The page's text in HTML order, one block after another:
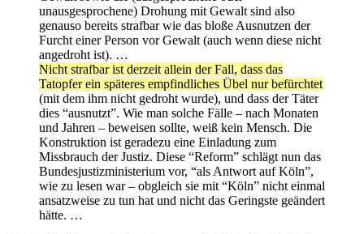
unausgesprochene) Drohung mit Gewalt sind also
genauso bereits strafbar wie das bloße Ausnutzen der
Furcht einer Person vor Gewalt (auch wenn diese nicht
angedroht ist). …
Nicht strafbar ist derzeit allein der Fall, dass das
Tatopfer ein späteres empfindliches Übel nur befürchtet
(mit dem ihm nicht gedroht wurde), und dass der Täter
dies “ausnutzt”. Wie man solche Fälle – nach Monaten
und Jahren – beweisen sollte, weiß kein Mensch. Die
Konstruktion ist geradezu eine Einladung zum
Missbrauch der Justiz. Diese “Reform” schlägt nun das
Bundesjustizministerium vor, “als Antwort auf Köln”,
wie zu lesen war – obgleich sie mit “Köln” nicht einmal
ansatzweise zu tun hat und nicht das Geringste geändert
hätte. …